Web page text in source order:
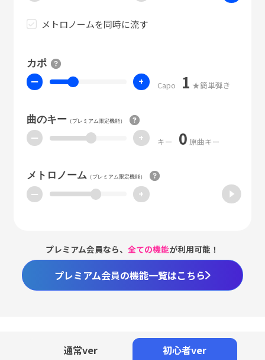
メトロノームを同時に流す
カポ
ー + Capo 1 ★簡単弾き
曲のキー（プレミアム限定機能）
ー + キー 0 原曲キー
メトロノーム（プレミアム限定機能）
ー +
プレミアム会員なら、全ての機能が利用可能！
プレミアム会員の機能一覧はこちら
通常ver 初心者ver